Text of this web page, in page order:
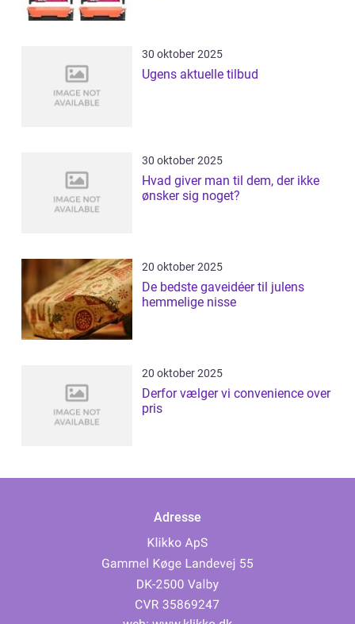
30 oktober 2025
Ugens aktuelle tilbud
30 oktober 2025
Hvad giver man til dem, der ikke
ønsker sig noget?
20 oktober 2025
De bedste gaveidéer til julens
hemmelige nisse
20 oktober 2025
Derfor vælger vi convenience over
pris
Adresse